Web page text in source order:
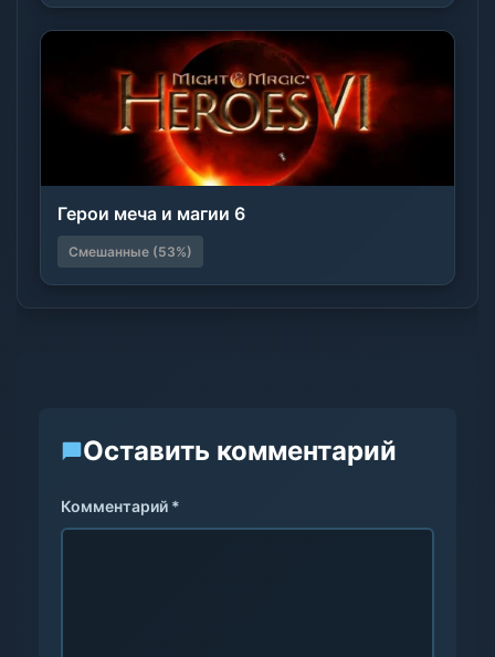
Герои меча и магии 6
Смешанные (53%)
Оставить комментарий
Комментарий *